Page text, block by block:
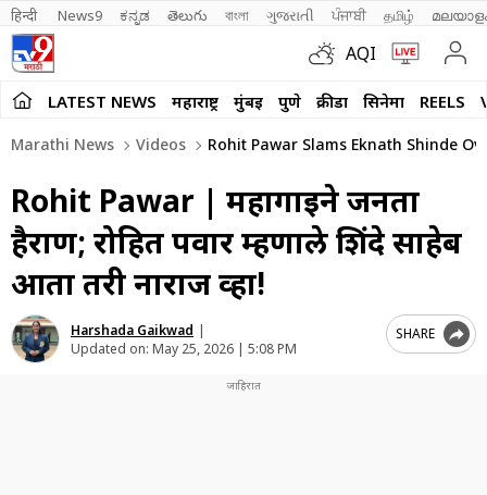
हिन्दी News9 ಕನ್ನಡ తెలుగు বাংলা ગુજરાતી ਪੰਜਾਬੀ தமிழ்
AQI
LATEST NEWS महाराष्ट्र मुंबई पुणे क्रीडा सिनेमा REELS
Marathi News Videos Rohit Pawar Slams Eknath Shinde
Rohit Pawar | महागाईने जनता
हैराण; रोहित पवार म्हणाले शिंदे साहेब
आता तरी नाराज व्हा!
Harshada Gaikwad |
Updated on: May 25, 2026 | 5:08 PM
SHARE